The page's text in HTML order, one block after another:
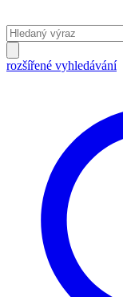
rozšířené vyhledávání